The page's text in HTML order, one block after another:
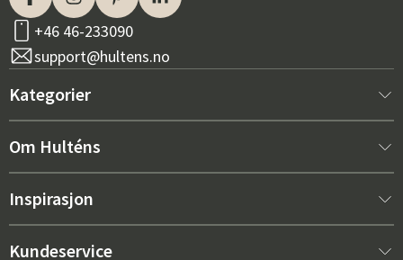
+46 46-233090
support@hultens.no
Kategorier
Nytt hos oss
Innredning
Om Hulténs
Om Hulténs
Inspirasjon
Bestselger
Kundeservice